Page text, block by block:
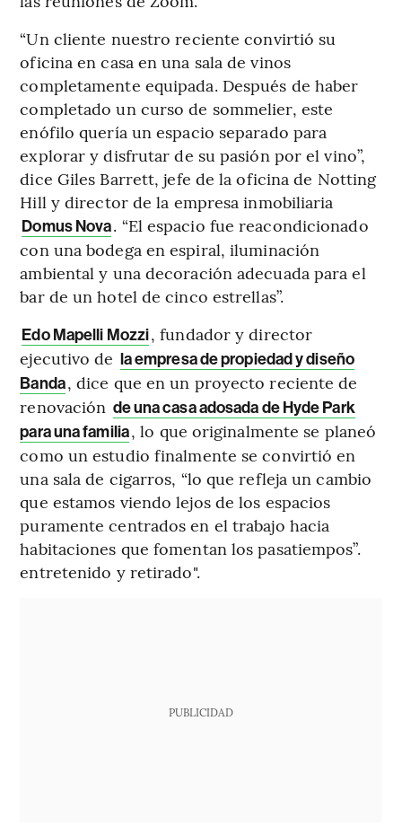
“Un cliente nuestro reciente convirtió su
oficina en casa en una sala de vinos
completamente equipada. Después de haber
completado un curso de sommelier, este
enófilo quería un espacio separado para
explorar y disfrutar de su pasión por el vino”,
dice Giles Barrett, jefe de la oficina de Notting
Hill y director de la empresa inmobiliaria
Domus Nova. “El espacio fue reacondicionado
con una bodega en espiral, iluminación
ambiental y una decoración adecuada para el
bar de un hotel de cinco estrellas”.
Edo Mapelli Mozzi, fundador y director
ejecutivo de la empresa de propiedad y diseño
Banda, dice que en un proyecto reciente de
renovación de una casa adosada de Hyde Park
para una familia, lo que originalmente se planeó
como un estudio finalmente se convirtió en
una sala de cigarros, “lo que refleja un cambio
que estamos viendo lejos de los espacios
puramente centrados en el trabajo hacia
habitaciones que fomentan los pasatiempos”.
entretenido y retirado".
PUBLICIDAD